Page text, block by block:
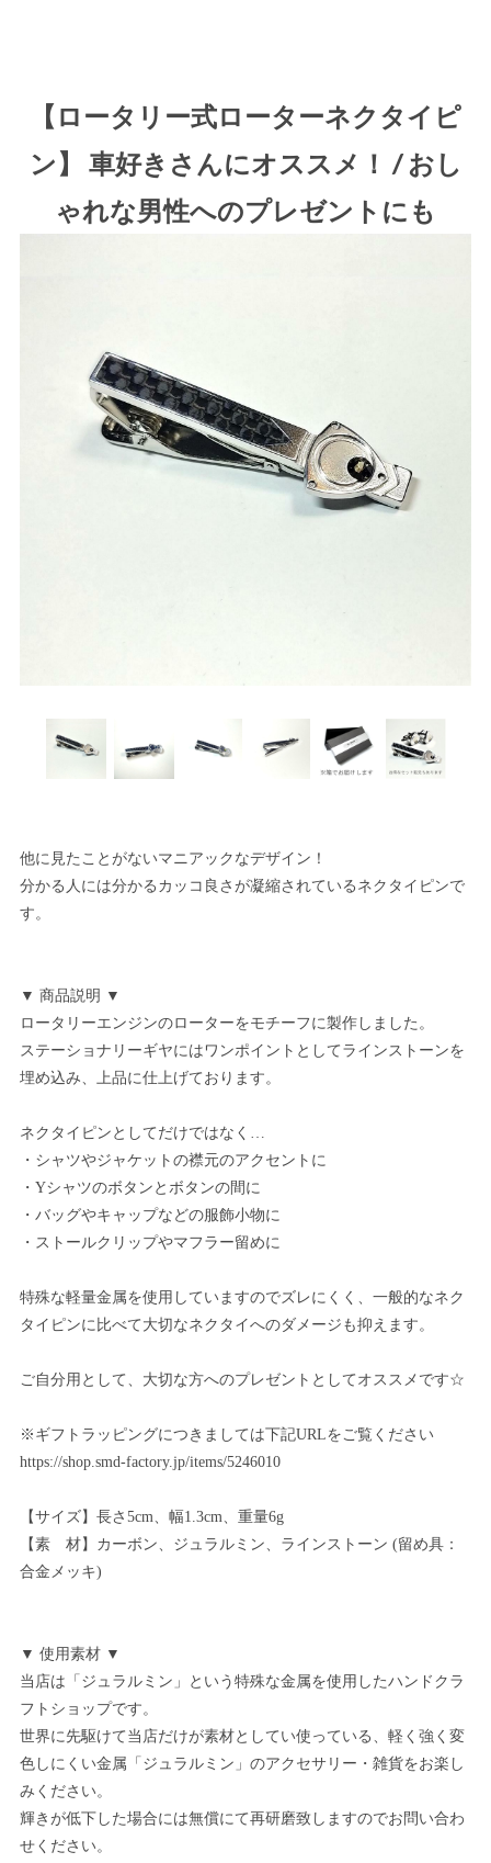
【ロータリー式ローターネクタイピ
ン】 車好きさんにオススメ！ / おし
ゃれな男性へのプレゼントにも
他に見たことがないマニアックなデザイン！
分かる人には分かるカッコ良さが凝縮されているネクタイピンで
す。
▼ 商品説明 ▼
ロータリーエンジンのローターをモチーフに製作しました。
ステーショナリーギヤにはワンポイントとしてラインストーンを
埋め込み、上品に仕上げております。
ネクタイピンとしてだけではなく…
・シャツやジャケットの襟元のアクセントに
・Yシャツのボタンとボタンの間に
・バッグやキャップなどの服飾小物に
・ストールクリップやマフラー留めに
特殊な軽量金属を使用していますのでズレにくく、一般的なネク
タイピンに比べて大切なネクタイへのダメージも抑えます。
ご自分用として、大切な方へのプレゼントとしてオススメです☆
※ギフトラッピングにつきましては下記URLをご覧ください
https://shop.smd-factory.jp/items/5246010
【サイズ】長さ5cm、幅1.3cm、重量6g
【素 材】カーボン、ジュラルミン、ラインストーン (留め具：
合金メッキ)
▼ 使用素材 ▼
当店は「ジュラルミン」という特殊な金属を使用したハンドクラ
フトショップです。
世界に先駆けて当店だけが素材としてい使っている、軽く強く変
色しにくい金属「ジュラルミン」のアクセサリー・雑貨をお楽し
みください。
輝きが低下した場合には無償にて再研磨致しますのでお問い合わ
せください。